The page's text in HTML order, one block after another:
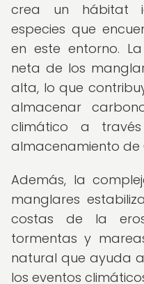
crea un hábitat
especies que
en este entorno.
neta de los
alta, lo que
almacenar
climático a
almacenamiento de
Además, la
manglares
costas de la
tormentas y
natural que ayuda
los eventos